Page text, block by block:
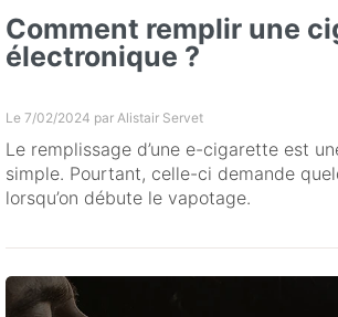
Comment remplir une
électronique ?
Le 7/02/2024 par Alistair Servet
Le remplissage d’une e-cigarette est
simple. Pourtant, celle-ci demande
lorsqu’on débute le vapotage.